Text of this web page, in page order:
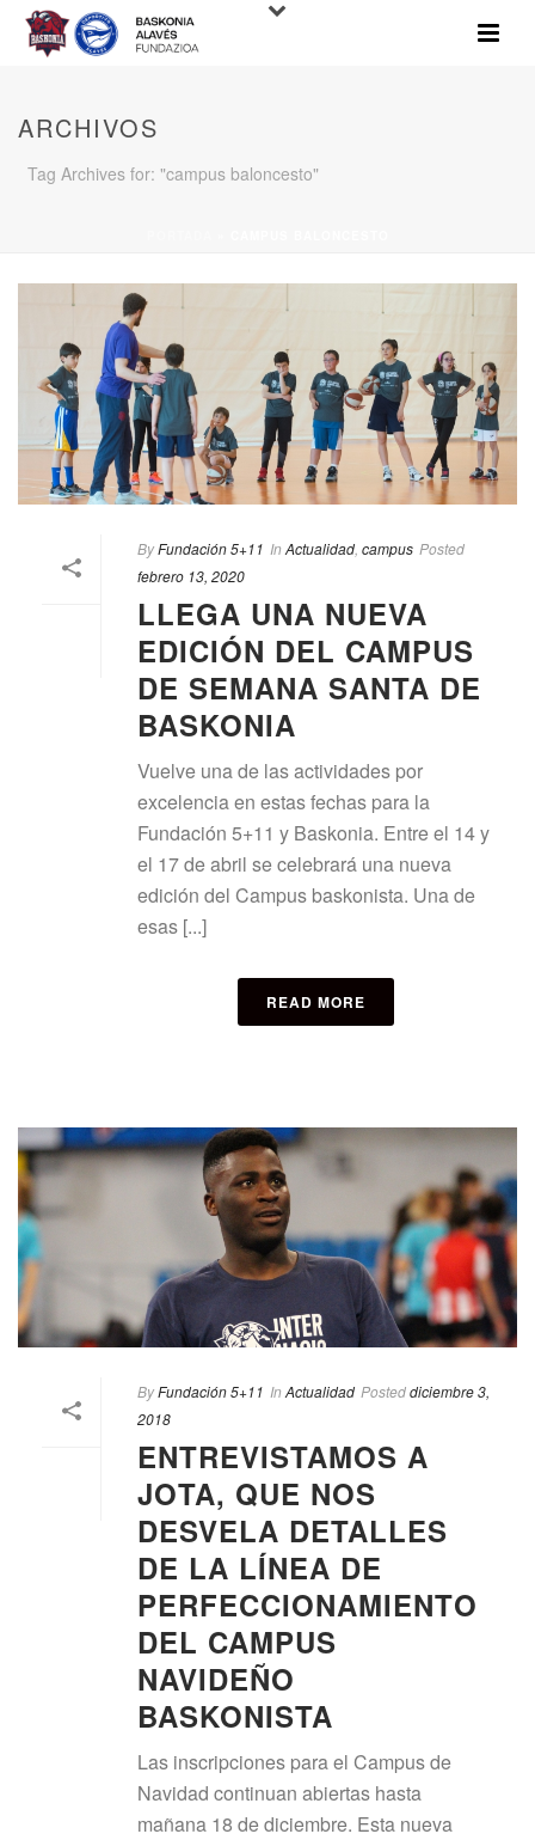
ARCHIVOS
Tag Archives for: "campus baloncesto"
ByFundación 5+11 In Actualidad campus Posted
febrero 13, 2020
LLEGA UNA NUEVA
EDICIÓN DEL CAMPUS
DE SEMANA SANTA DE
BASKONIA
Vuelve una de las actividades por
excelencia en estas fechas para la
Fundación 5+11 y Baskonia. Entre el 14 y
el 17 de abril se celebrará una nueva
edición del Campus baskonista. Una de
esas [...]
READ MORE
ByFundación 5+11 In Actualidad Posteddiciembre 3,
2018
ENTREVISTAMOS A
JOTA, QUE NOS
DESVELA DETALLES
DE LA LÍNEA DE
PERFECCIONAMIENTO
DEL CAMPUS
NAVIDEÑO
BASKONISTA
Las inscripciones para el Campus de
Navidad continuan abiertas hasta
mañana 18 de diciembre. Esta nueva